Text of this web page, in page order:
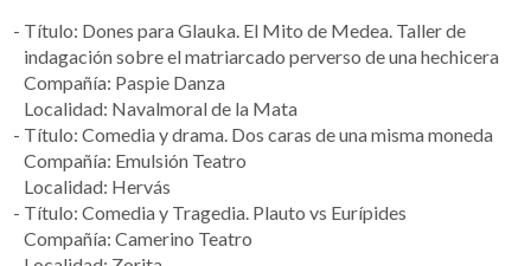
Título: Dones para Glauka. El Mito de Medea. Taller de
indagación sobre el matriarcado perverso de una hechicera
Compañía: Paspie Danza
Localidad: Navalmoral de la Mata
Título: Comedia y drama. Dos caras de una misma moneda
Compañía: Emulsión Teatro
Localidad: Hervás
Título: Comedia y Tragedia. Plauto vs Eurípides
Compañía: Camerino Teatro